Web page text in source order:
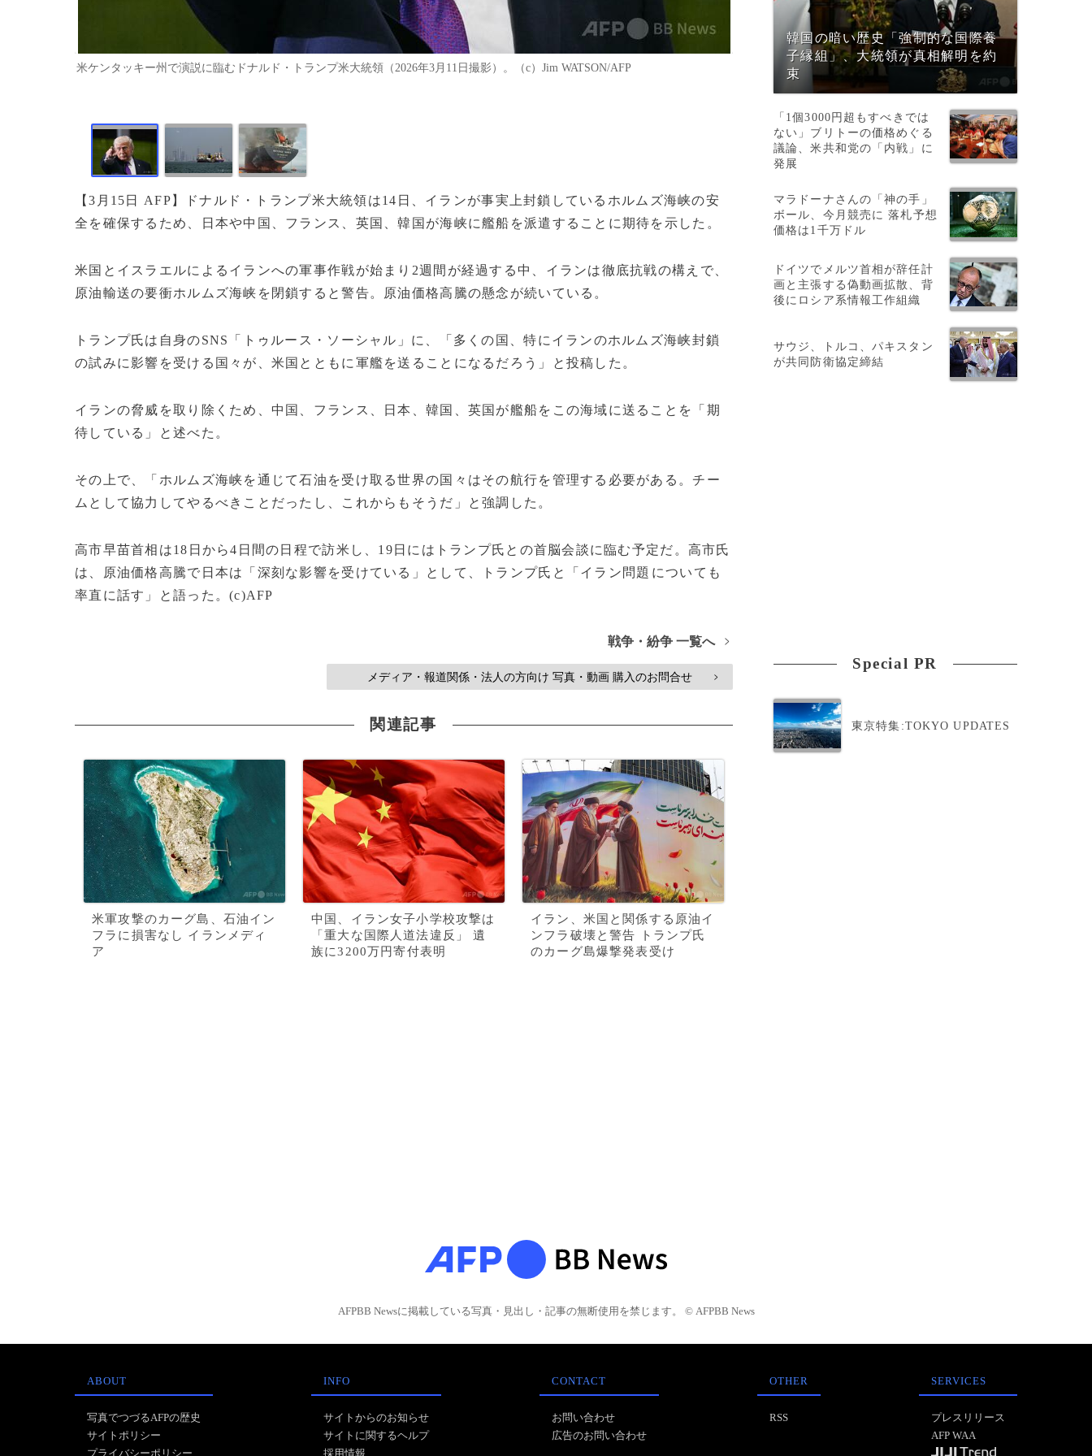
米ケンタッキー州で演説に臨むドナルド・トランプ米大統領（2026年3月11日撮影）。（c）Jim WATSON/AFP
【3月15日 AFP】ドナルド・トランプ米大統領は14日、イランが事実上封鎖しているホルムズ海峡の安
全を確保するため、日本や中国、フランス、英国、韓国が海峡に艦船を派遣することに期待を示した。
米国とイスラエルによるイランへの軍事作戦が始まり2週間が経過する中、イランは徹底抗戦の構えで、
原油輸送の要衝ホルムズ海峡を閉鎖すると警告。原油価格高騰の懸念が続いている。
トランプ氏は自身のSNS「トゥルース・ソーシャル」に、「多くの国、特にイランのホルムズ海峡封鎖
の試みに影響を受ける国々が、米国とともに軍艦を送ることになるだろう」と投稿した。
イランの脅威を取り除くため、中国、フランス、日本、韓国、英国が艦船をこの海域に送ることを「期
待している」と述べた。
その上で、「ホルムズ海峡を通じて石油を受け取る世界の国々はその航行を管理する必要がある。チー
ムとして協力してやるべきことだったし、これからもそうだ」と強調した。
高市早苗首相は18日から4日間の日程で訪米し、19日にはトランプ氏との首脳会談に臨む予定だ。高市氏
は、原油価格高騰で日本は「深刻な影響を受けている」として、トランプ氏と「イラン問題⁠についても
率​直に話す」​と語った。(c)AFP
戦争・紛争 一覧へ >
メディア・報道関係・法人の方向け 写真・動画 購入のお問合せ >
関連記事
米軍攻撃のカーグ島、石油イン
フラに損害なし イランメディ
ア
中国、イラン女子小学校攻撃は
「重大な国際人道法違反」 遺
族に3200万円寄付表明
イラン、米国と関係する原油イ
ンフラ破壊と警告 トランプ氏
のカーグ島爆撃発表受け
韓国の暗い歴史「強制的な国際養
子縁組」、大統領が真相解明を約
束
「1個3000円超もすべきでは
ない」ブリトーの価格めぐる
議論、米共和党の「内戦」に
発展
マラドーナさんの「神の手」
ボール、今月競売に 落札予想
価格は1千万ドル
ドイツでメルツ首相が辞任計
画と主張する偽動画拡散、背
後にロシア系情報工作組織
サウジ、トルコ、パキスタン
が共同防衛協定締結
Special PR
東京特集:TOKYO UPDATES
AFPBB Newsに掲載している写真・見出し・記事の無断使用を禁じます。 © AFPBB News
ABOUT
写真でつづるAFPの歴史
サイトポリシー
プライバシーポリシー
INFO
サイトからのお知らせ
サイトに関するヘルプ
採用情報
CONTACT
お問い合わせ
広告のお問い合わせ
OTHER
RSS
SERVICES
プレスリリース
AFP WAA